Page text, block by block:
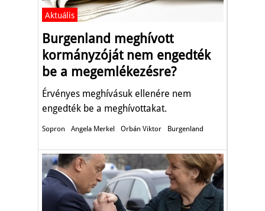
Aktuális
Burgenland meghívott
kormányzóját nem engedték
be a megemlékezésre?
Érvényes meghívásuk ellenére nem
engedték be a meghívottakat.
Sopron Angela Merkel Orbán Viktor Burgenland